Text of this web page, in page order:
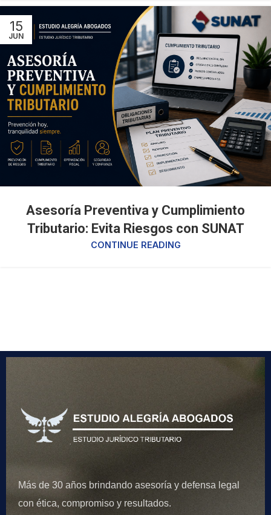
15
JUN
Asesoría Preventiva y Cumplimiento
Tributario: Evita Riesgos con SUNAT
CONTINUE READING
Más de 30 años brindando asesoría y defensa legal
con ética, compromiso y resultados.